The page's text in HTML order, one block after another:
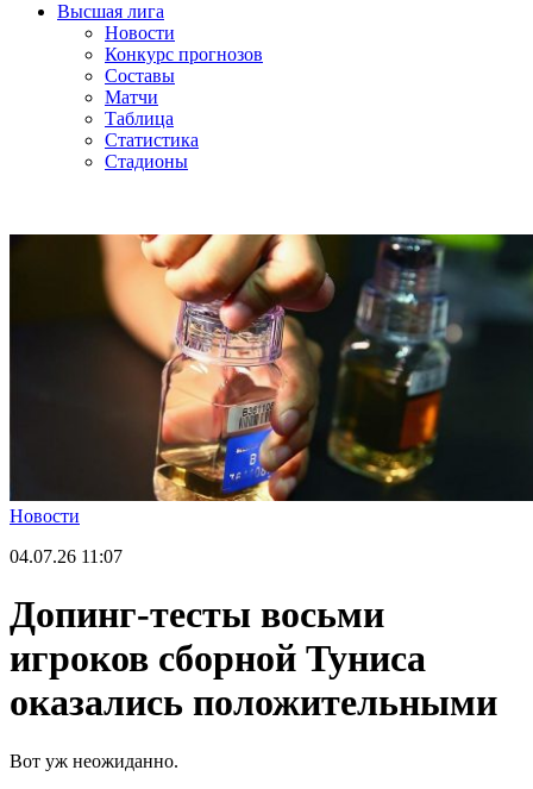
Высшая лига
Новости
Конкурс прогнозов
Составы
Матчи
Таблица
Статистика
Стадионы
Новости
04.07.26 11:07
Допинг-тесты восьми
игроков сборной Туниса
оказались положительными
Вот уж неожиданно.